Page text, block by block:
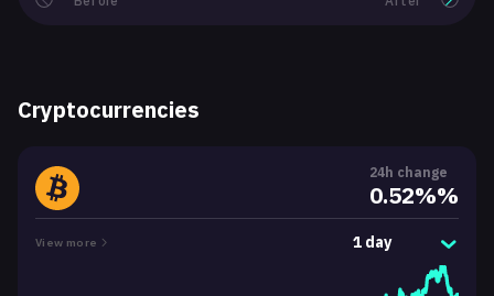
Cryptocurrencies
24h change
0.52%%
View more 1 day